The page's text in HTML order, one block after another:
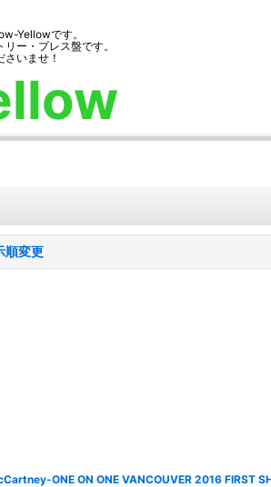
Yellowです。
ー・プレス盤です。
いませ！
順変更
ONE ON ONE VANCOUVER 2016 FIRST